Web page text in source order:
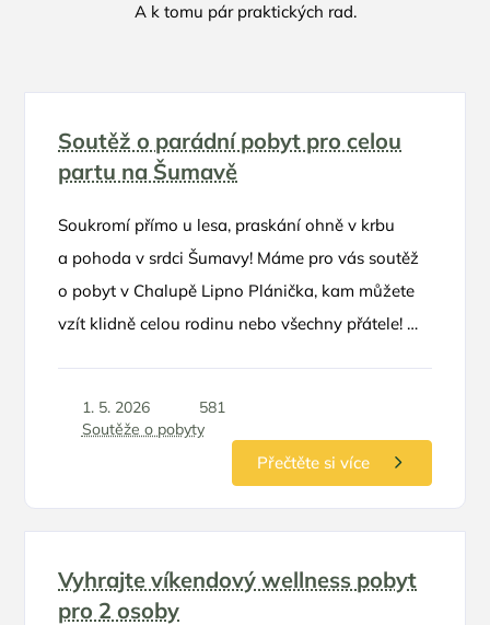
A k tomu pár praktických rad.
Soutěž o parádní pobyt pro celou
partu na Šumavě
Soukromí přímo u lesa, praskání ohně v krbu
a pohoda v srdci Šumavy! Máme pro vás soutěž
o pobyt v Chalupě Lipno Plánička, kam můžete
vzít klidně celou rodinu nebo všechny přátele! 🌲
listopad
1. 5. 2026
581
Soutěže o pobyty
Přečtěte si více
Vyhrajte víkendový wellness pobyt
pro 2 osoby